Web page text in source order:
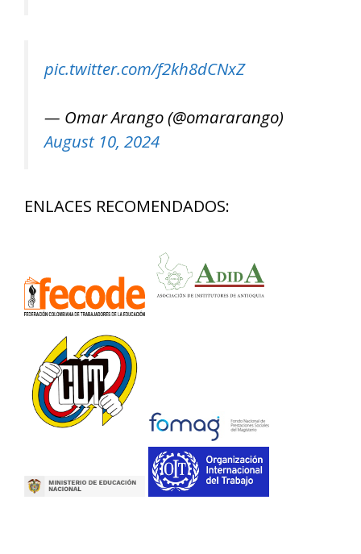
pic.twitter.com/f2kh8dCNxZ
— Omar Arango (@omararango)
August 10, 2024
ENLACES RECOMENDADOS: